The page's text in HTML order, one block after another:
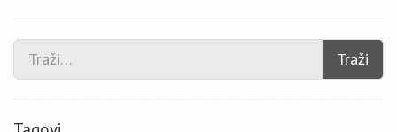
Traži